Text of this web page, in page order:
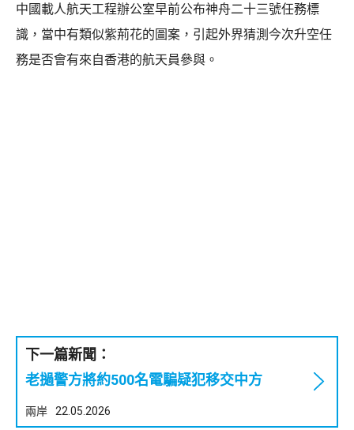
中國載人航天工程辦公室早前公布神舟二十三號任務標
識，當中有類似紫荊花的圖案，引起外界猜測今次升空任
務是否會有來自香港的航天員參與。
下一篇新聞：
老撾警方將約500名電騙疑犯移交中方
兩岸 22.05.2026